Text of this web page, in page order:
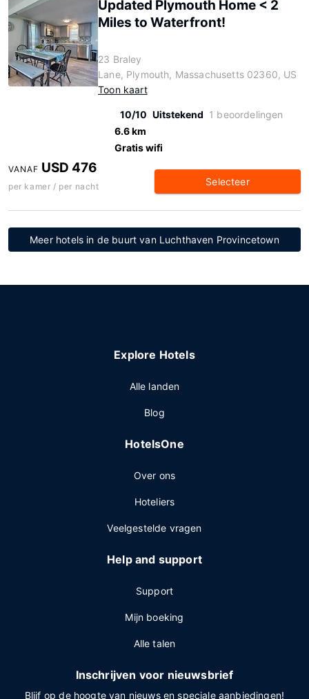
Updated Plymouth Home < 2
Miles to Waterfront!
23 Braley
Lane, Plymouth, Massachusetts 02360, US
Toon kaart
10/10 Uitstekend 1 beoordelingen
6.6 km
Gratis wifi
VANAF USD 476
per kamer / per nacht Selecteer
Meer hotels in de buurt van Luchthaven Provincetown
Explore Hotels
Alle landen
Blog
HotelsOne
Over ons
Hoteliers
Veelgestelde vragen
Help and support
Support
Mijn boeking
Alle talen
Inschrijven voor nieuwsbrief
Blijf op de hoogte van nieuws en speciale aanbiedingen!